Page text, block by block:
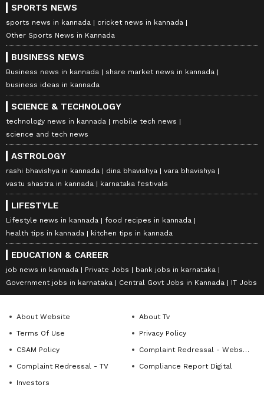
SPORTS NEWS
sports news in kannada
cricket news in kannada
Other Sports News in Kannada
BUSINESS NEWS
Business news in kannada
share market news in kannada
business ideas in kannada
SCIENCE & TECHNOLOGY
technology news in kannada
mobile tech news
science and tech news
ASTROLOGY
rashi bhavishya in kannada dina bhavishya
vara bhavishya
vastu shastra in kannada
karnataka festivals
LIFESTYLE
Lifestyle news in kannada
food recipes in kannada
health tips in kannada
kitchen tips in kannada
EDUCATION & CAREER
job news in kannada Private Jobs
bank jobs in karnataka
Government jobs in karnataka
Central Govt Jobs in Kannada IT Jobs
About Website
About Tv
Terms Of Use
Privacy Policy
CSAM Policy
Complaint Redressal - Website
Complaint Redressal - TV
Compliance Report Digital
Investors